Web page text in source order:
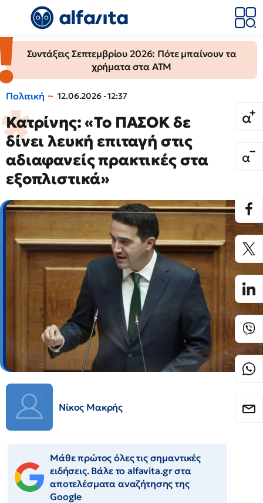
Συντάξεις Σεπτεμβρίου 2026: Πότε μπαίνουν τα
χρήματα στα ΑΤΜ
Πολιτική 12.06.2026 - 12:37
Κατρίνης: «Το ΠΑΣΟΚ δε
δίνει λευκή επιταγή στις
αδιαφανείς πρακτικές στα
εξοπλιστικά»
Νίκος Μακρής
Μάθε πρώτος όλες τις σημαντικές
ειδήσεις. Βάλε το alfavita.gr στα
αποτελέσματα αναζήτησης της
Google